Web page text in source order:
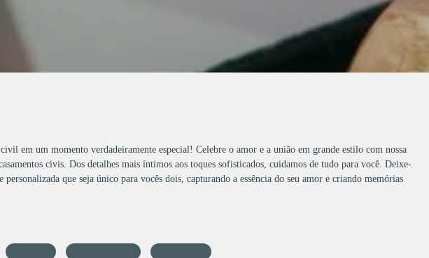
em um momento verdadeiramente especial! Celebre o amor e a união em grande estilo com nossa
civis. Dos detalhes mais íntimos aos toques sofisticados, cuidamos de tudo para você. Deixe-
personalizada que seja único para vocês dois, capturando a essência do seu amor e criando memórias